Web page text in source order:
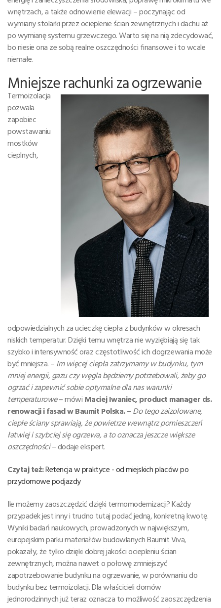
wnętrzach, a także odnowienie elewacji – poczynając od
wymiany stolarki przez ocieplenie ścian zewnętrznych i dachu aż
po wymianę systemu grzewczego. Warto się na nią zdecydować,
bo niesie ona ze sobą realne oszczędności finansowe i to wcale
niemałe.
Mniejsze rachunki za ogrzewanie
Termoizolacja
pozwala
zapobiec
powstawaniu
mostków
cieplnych,
odpowiedzialnych za ucieczkę ciepła z budynków w okresach
niskich temperatur. Dzięki temu wnętrza nie wyziębiają się tak
szybko i intensywność oraz częstotliwość ich dogrzewania może
być mniejsza. – Im więcej ciepła zatrzymamy w budynku, tym
mniej energii, gazu czy węgla będziemy potrzebowali, żeby go
ogrzać i zapewnić sobie optymalne dla nas warunki
temperaturowe– mówi Maciej Iwaniec, product manager ds.
renowacji i fasad w Baumit Polska.– Do tego zaizolowane,
ciepłe ściany sprawiają, że powietrze wewnątrz pomieszczeń
łatwiej i szybciej się ogrzewa, a to oznacza jeszcze większe
oszczędności– dodaje ekspert.
Czytaj też:Retencja w praktyce - od miejskich placów po
przydomowe podjazdy
Ile możemy zaoszczędzić dzięki termomodernizacji? Każdy
przypadek jest inny i trudno tutaj podać jedną, konkretną kwotę.
Wyniki badań naukowych, prowadzonych w największym,
europejskim parku materiałów budowlanych Baumit Viva,
pokazały, że tylko dzięki dobrej jakości ociepleniu ścian
zewnętrznych, można nawet o połowę zmniejszyć
zapotrzebowanie budynku na ogrzewanie, w porównaniu do
budynku bez termoizolacji. Dla właścicieli domów
jednorodzinnych już teraz oznacza to możliwość zaoszczędzenia